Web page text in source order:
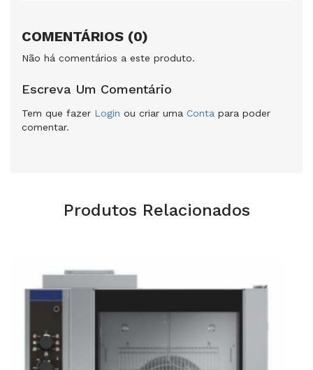
COMENTÁRIOS (0)
Não há comentários a este produto.
Escreva Um Comentário
Tem que fazer Login ou criar uma Conta para poder
comentar.
Produtos Relacionados